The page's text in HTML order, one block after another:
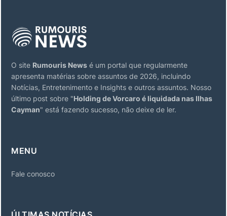
O site Rumouris News é um portal que regularmente
apresenta matérias sobre assuntos de 2026, incluindo
Notícias, Entretenimento e Insights e outros assuntos. Nosso
último post sobre "Holding de Vorcaro é liquidada nas Ilhas
Cayman" está fazendo sucesso, não deixe de ler.
MENU
Fale conosco